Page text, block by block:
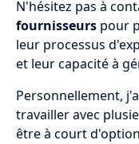
N'hésitez pas à
fournisseurs pour
leur processus
et leur capacité à
Personnellement,
travailler avec
être à court